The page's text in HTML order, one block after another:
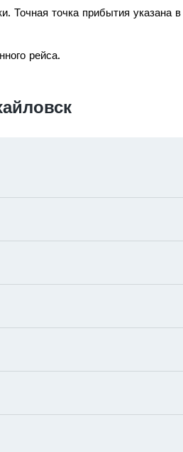
Точная точка прибытия указана
рейса.